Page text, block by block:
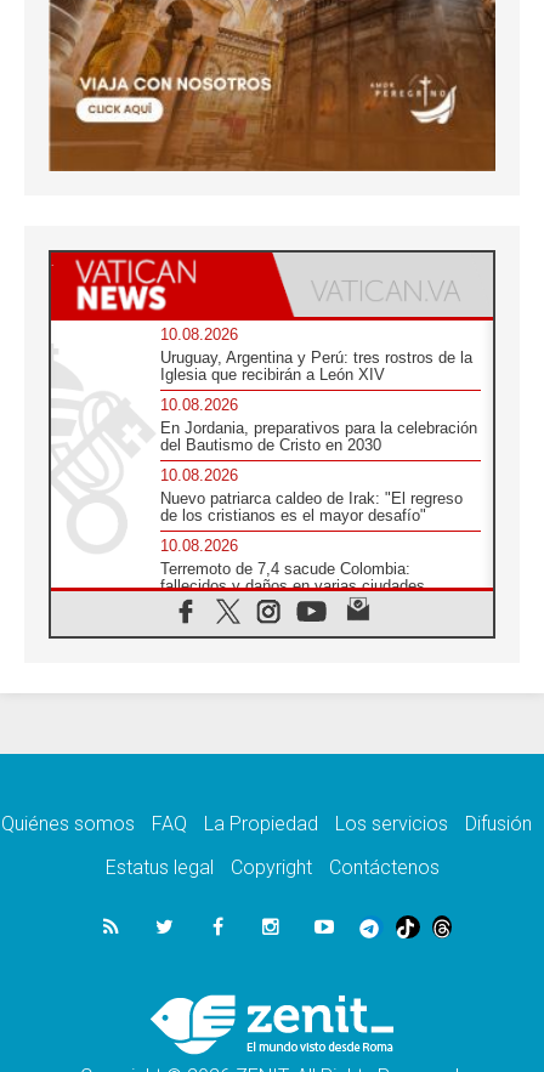
10.08.2026
Uruguay, Argentina y Perú: tres rostros de la
Iglesia que recibirán a León XIV
10.08.2026
En Jordania, preparativos para la celebración
del Bautismo de Cristo en 2030
10.08.2026
Nuevo patriarca caldeo de Irak: "El regreso
de los cristianos es el mayor desafío"
10.08.2026
Terremoto de 7,4 sacude Colombia:
fallecidos y daños en varias ciudades
10.08.2026
Ébola en RD Congo: Alarma de la UNICEF
10.08.2026
10.08.2026
solos frente a la violencia de los colonos
Iglesia en Ceuta convoca a una vigilia de
oración por la paz y la estabilidad
El Papa: Detengan la espiral de violencia y
den cabida a la diplomacia
Quiénes somos FAQ La Propiedad Los servicios
Difusión
Estatus legal
Copyright Contáctenos